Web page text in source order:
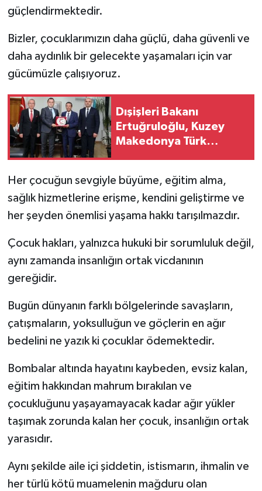
güçlendirmektedir.
Bizler, çocuklarımızın daha güçlü, daha güvenli ve
daha aydınlık bir gelecekte yaşamaları için var
gücümüzle çalışıyoruz.
Dışişleri Bakanı
Ertuğruloğlu, Kuzey
Makedonya Türk
Her çocuğun sevgiyle büyüme, eğitim alma,
sağlık hizmetlerine erişme, kendini geliştirme ve
her şeyden önemlisi yaşama hakkı tarışılmazdır.
Çocuk hakları, yalnızca hukuki bir sorumluluk değil,
aynı zamanda insanlığın ortak vicdanının
gereğidir.
Bugün dünyanın farklı bölgelerinde savaşların,
çatışmaların, yoksulluğun ve göçlerin en ağır
bedelini ne yazık ki çocuklar ödemektedir.
Bombalar altında hayatını kaybeden, evsiz kalan,
eğitim hakkından mahrum bırakılan ve
çocukluğunu yaşayamayacak kadar ağır yükler
taşımak zorunda kalan her çocuk, insanlığın ortak
yarasıdır.
Aynı şekilde aile içi şiddetin, istismarın, ihmalin ve
her türlü kötü muamelenin mağduru olan